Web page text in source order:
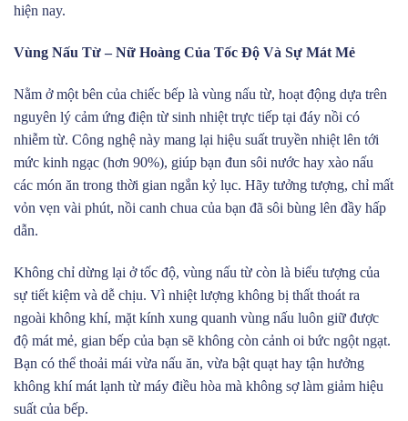
hiện nay.
Vùng Nấu Từ – Nữ Hoàng Của Tốc Độ Và Sự Mát Mẻ
Nằm ở một bên của chiếc bếp là vùng nấu từ, hoạt động dựa trên
nguyên lý cảm ứng điện từ sinh nhiệt trực tiếp tại đáy nồi có
nhiễm từ. Công nghệ này mang lại hiệu suất truyền nhiệt lên tới
mức kinh ngạc (hơn 90%), giúp bạn đun sôi nước hay xào nấu
các món ăn trong thời gian ngắn kỷ lục. Hãy tưởng tượng, chỉ mất
vỏn vẹn vài phút, nồi canh chua của bạn đã sôi bùng lên đầy hấp
dẫn.
Không chỉ dừng lại ở tốc độ, vùng nấu từ còn là biểu tượng của
sự tiết kiệm và dễ chịu. Vì nhiệt lượng không bị thất thoát ra
ngoài không khí, mặt kính xung quanh vùng nấu luôn giữ được
độ mát mẻ, gian bếp của bạn sẽ không còn cảnh oi bức ngột ngạt.
Bạn có thể thoải mái vừa nấu ăn, vừa bật quạt hay tận hưởng
không khí mát lạnh từ máy điều hòa mà không sợ làm giảm hiệu
suất của bếp.